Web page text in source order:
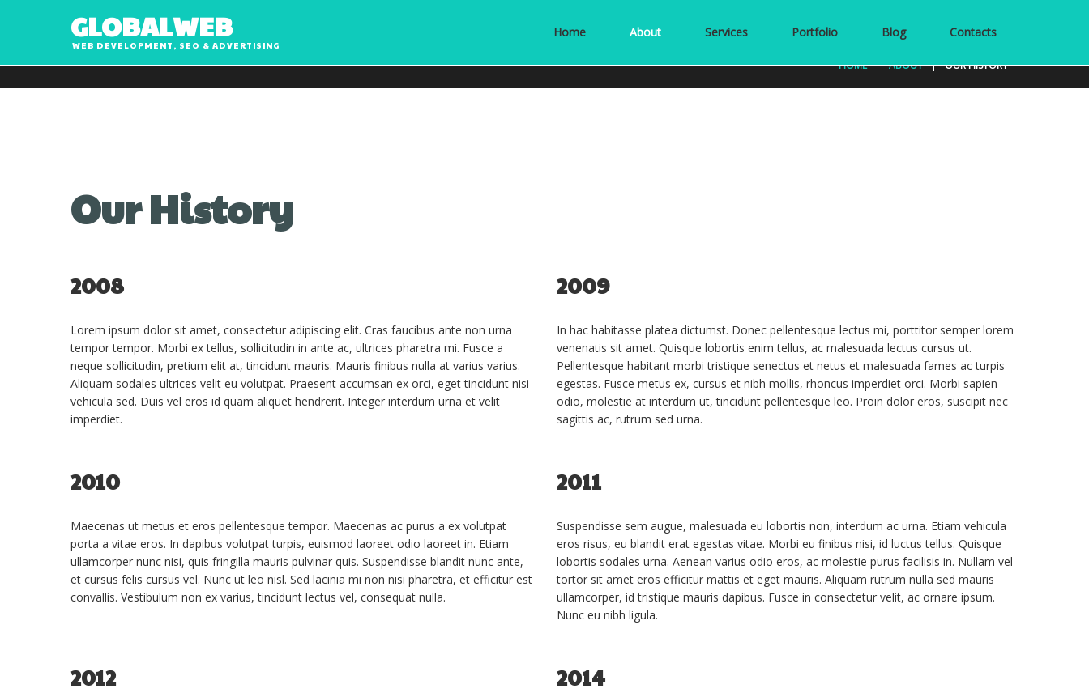
GLOBALWEB
WEB DEVELOPMENT, SEO & ADVERTISING
Home About Services Portfolio Blog Contacts
HOME ABOUT OUR HISTORY
Our History
2008
Lorem ipsum dolor sit amet, consectetur adipiscing elit. Cras faucibus ante non urna
tempor tempor. Morbi ex tellus, sollicitudin in ante ac, ultrices pharetra mi. Fusce a
neque sollicitudin, pretium elit at, tincidunt mauris. Mauris finibus nulla at varius varius.
Aliquam sodales ultrices velit eu volutpat. Praesent accumsan ex orci, eget tincidunt nisi
vehicula sed. Duis vel eros id quam aliquet hendrerit. Integer interdum urna et velit
imperdiet.
2009
In hac habitasse platea dictumst. Donec pellentesque lectus mi, porttitor semper lorem
venenatis sit amet. Quisque lobortis enim tellus, ac malesuada lectus cursus ut.
Pellentesque habitant morbi tristique senectus et netus et malesuada fames ac turpis
egestas. Fusce metus ex, cursus et nibh mollis, rhoncus imperdiet orci. Morbi sapien
odio, molestie at interdum ut, tincidunt pellentesque leo. Proin dolor eros, suscipit nec
sagittis ac, rutrum sed urna.
2010
Maecenas ut metus et eros pellentesque tempor. Maecenas ac purus a ex volutpat
porta a vitae eros. In dapibus volutpat turpis, euismod laoreet odio laoreet in. Etiam
ullamcorper nunc nisi, quis fringilla mauris pulvinar quis. Suspendisse blandit nunc ante,
et cursus felis cursus vel. Nunc ut leo nisl. Sed lacinia mi non nisi pharetra, et efficitur est
convallis. Vestibulum non ex varius, tincidunt lectus vel, consequat nulla.
2011
Suspendisse sem augue, malesuada eu lobortis non, interdum ac urna. Etiam vehicula
eros risus, eu blandit erat egestas vitae. Morbi eu finibus nisi, id luctus tellus. Quisque
lobortis sodales urna. Aenean varius odio eros, ac molestie purus facilisis in. Nullam vel
tortor sit amet eros efficitur mattis et eget mauris. Aliquam rutrum nulla sed mauris
ullamcorper, id tristique mauris dapibus. Fusce in consectetur velit, ac ornare ipsum.
Nunc eu nibh ligula.
2012 2014